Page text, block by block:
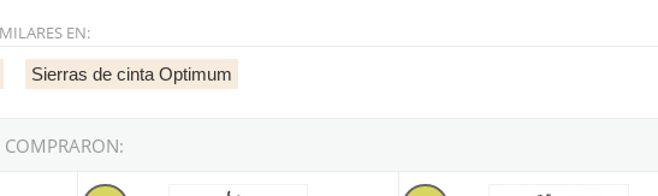
EN:
Sierras de cinta Optimum
COMPRARON:
S 275 N - Trifásico
Sierra fija de cinta metálica Optimum SD 285 E - Trifásico
Sierra de cinta con variador